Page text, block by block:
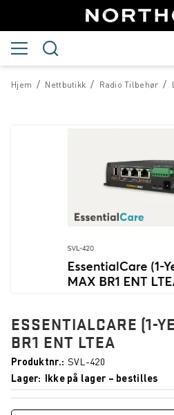
/
Hjem /
Nettbutikk /
Radio Tilbehør
ESSENTIALCARE (1-
BR1 ENT LTEA
Produktnr.
SVL-420
Lager
Ikke på lager – bestilles